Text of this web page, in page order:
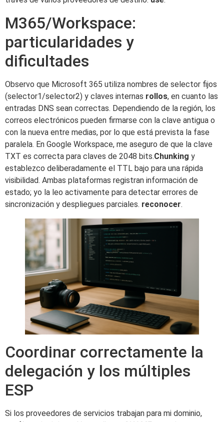
M365/Workspace:
particularidades y
dificultades
Observo que Microsoft 365 utiliza nombres de selector fijos
(selector1/selector2) y claves internas rollos, en cuanto las
entradas DNS sean correctas. Dependiendo de la región, los
correos electrónicos pueden firmarse con la clave antigua o
con la nueva entre medias, por lo que está prevista la fase
paralela. En Google Workspace, me aseguro de que la clave
TXT es correcta para claves de 2048 bits.Chunking y
establezco deliberadamente el TTL bajo para una rápida
visibilidad. Ambas plataformas registran información de
estado; yo la leo activamente para detectar errores de
sincronización y despliegues parciales. reconocer.
Coordinar correctamente la
delegación y los múltiples
ESP
Si los proveedores de servicios trabajan para mi dominio,